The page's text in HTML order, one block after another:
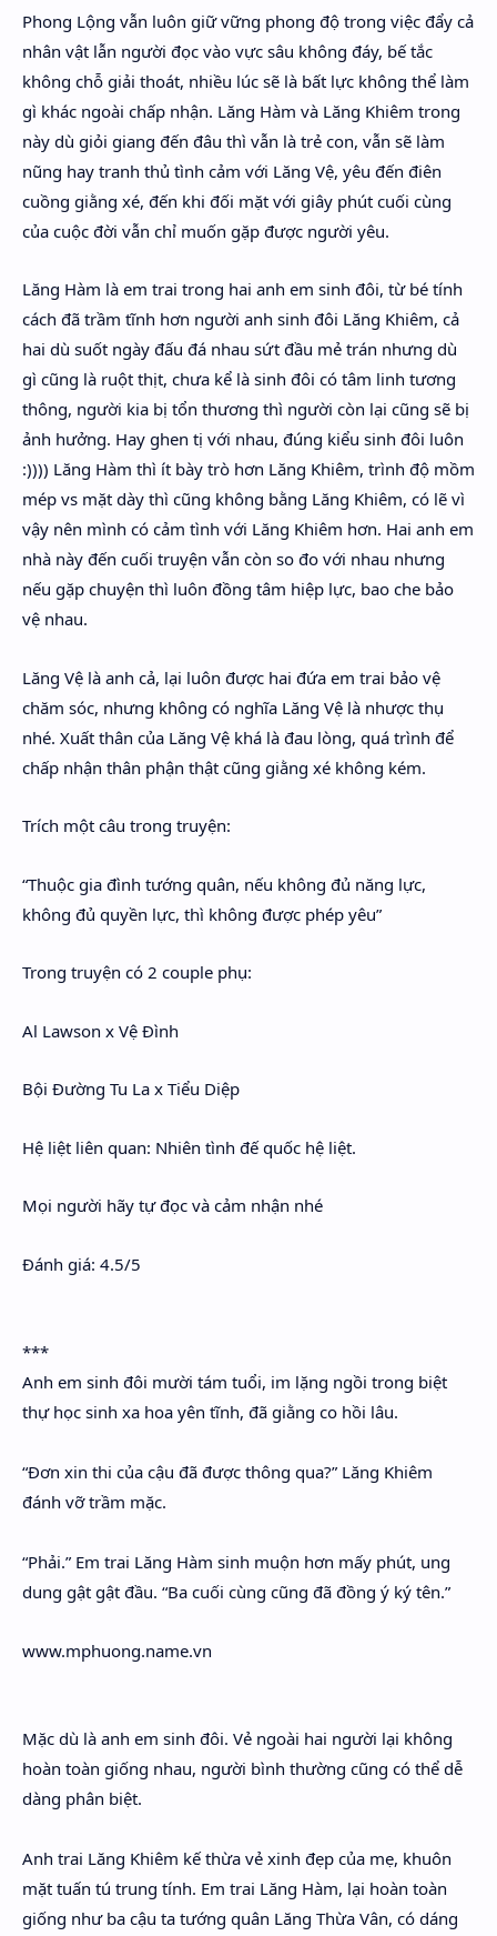
Phong Lộng vẫn luôn giữ vững phong độ trong việc đẩy cả
nhân vật lẫn người đọc vào vực sâu không đáy, bế tắc
không chỗ giải thoát, nhiều lúc sẽ là bất lực không thể làm
gì khác ngoài chấp nhận. Lăng Hàm và Lăng Khiêm trong
này dù giỏi giang đến đâu thì vẫn là trẻ con, vẫn sẽ làm
nũng hay tranh thủ tình cảm với Lăng Vệ, yêu đến điên
cuồng giằng xé, đến khi đối mặt với giây phút cuối cùng
của cuộc đời vẫn chỉ muốn gặp được người yêu.
Lăng Hàm là em trai trong hai anh em sinh đôi, từ bé tính
cách đã trầm tĩnh hơn người anh sinh đôi Lăng Khiêm, cả
hai dù suốt ngày đấu đá nhau sứt đầu mẻ trán nhưng dù
gì cũng là ruột thịt, chưa kể là sinh đôi có tâm linh tương
thông, người kia bị tổn thương thì người còn lại cũng sẽ bị
ảnh hưởng. Hay ghen tị với nhau, đúng kiểu sinh đôi luôn
:)))) Lăng Hàm thì ít bày trò hơn Lăng Khiêm, trình độ mồm
mép vs mặt dày thì cũng không bằng Lăng Khiêm, có lẽ vì
vậy nên mình có cảm tình với Lăng Khiêm hơn. Hai anh em
nhà này đến cuối truyện vẫn còn so đo với nhau nhưng
nếu gặp chuyện thì luôn đồng tâm hiệp lực, bao che bảo
vệ nhau.
Lăng Vệ là anh cả, lại luôn được hai đứa em trai bảo vệ
chăm sóc, nhưng không có nghĩa Lăng Vệ là nhược thụ
nhé. Xuất thân của Lăng Vệ khá là đau lòng, quá trình để
chấp nhận thân phận thật cũng giằng xé không kém.
Trích một câu trong truyện:
“Thuộc gia đình tướng quân, nếu không đủ năng lực,
không đủ quyền lực, thì không được phép yêu”
Trong truyện có 2 couple phụ:
Al Lawson x Vệ Đình
Bội Đường Tu La x Tiểu Diệp
Hệ liệt liên quan: Nhiên tình đế quốc hệ liệt.
Mọi người hãy tự đọc và cảm nhận nhé
Đánh giá: 4.5/5
***
Anh em sinh đôi mười tám tuổi, im lặng ngồi trong biệt
thự học sinh xa hoa yên tĩnh, đã giằng co hồi lâu.
“Đơn xin thi của cậu đã được thông qua?” Lăng Khiêm
đánh vỡ trầm mặc.
“Phải.” Em trai Lăng Hàm sinh muộn hơn mấy phút, ung
dung gật gật đầu. “Ba cuối cùng cũng đã đồng ý ký tên.”
www.mphuong.name.vn
Mặc dù là anh em sinh đôi. Vẻ ngoài hai người lại không
hoàn toàn giống nhau, người bình thường cũng có thể dễ
dàng phân biệt.
Anh trai Lăng Khiêm kế thừa vẻ xinh đẹp của mẹ, khuôn
mặt tuấn tú trung tính. Em trai Lăng Hàm, lại hoàn toàn
giống như ba cậu ta tướng quân Lăng Thừa Vân, có dáng